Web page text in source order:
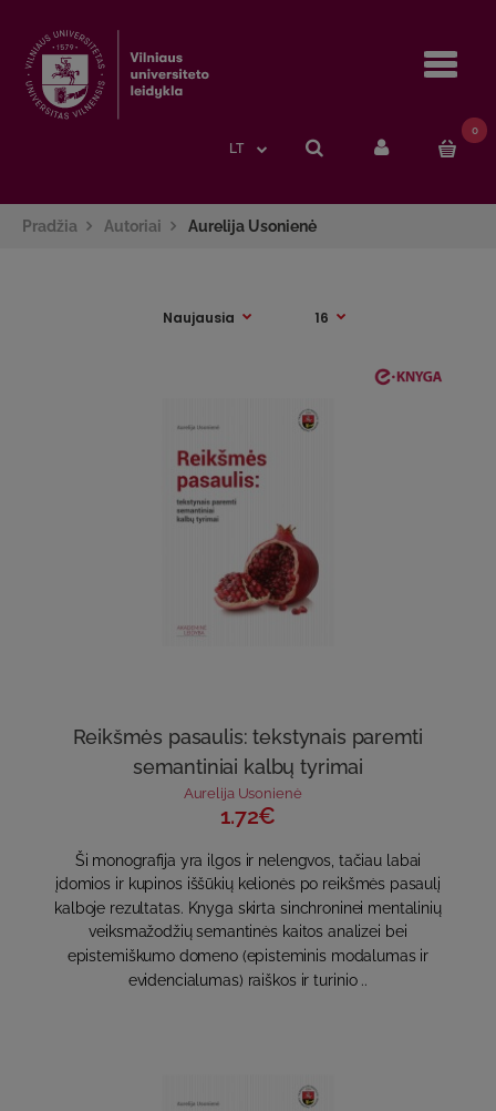
LT
0
Pradžia Autoriai Aurelija Usonienė
Reikšmės pasaulis: tekstynais paremti
semantiniai kalbų tyrimai
Aurelija Usonienė
1.72€
Ši monografija yra ilgos ir nelengvos, tačiau labai
įdomios ir kupinos iššūkių kelionės po reikšmės pasaulį
kalboje rezultatas. Knyga skirta sinchroninei mentalinių
veiksmažodžių semantinės kaitos analizei bei
epistemiškumo domeno (episteminis modalumas ir
evidencialumas) raiškos ir turinio ..